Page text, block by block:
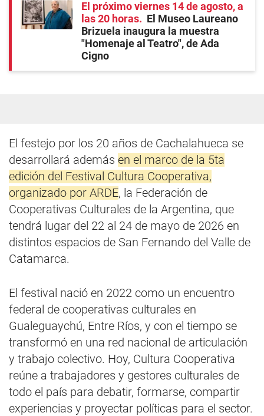
El próximo viernes 14 de agosto, a
las 20 horas
El Museo Laureano
Brizuela inaugura la muestra
"Homenaje al Teatro", de Ada
Cigno
El festejo por los 20 años de Cachalahueca se
desarrollará además en el marco de la 5ta
edición del Festival Cultura Cooperativa,
organizado por ARDE, la Federación de
Cooperativas Culturales de la Argentina, que
tendrá lugar del 22 al 24 de mayo de 2026 en
distintos espacios de San Fernando del Valle de
Catamarca.
El festival nació en 2022 como un encuentro
federal de cooperativas culturales en
Gualeguaychú, Entre Ríos, y con el tiempo se
transformó en una red nacional de articulación
y trabajo colectivo. Hoy, Cultura Cooperativa
reúne a trabajadores y gestores culturales de
todo el país para debatir, formarse, compartir
experiencias y proyectar políticas para el sector.